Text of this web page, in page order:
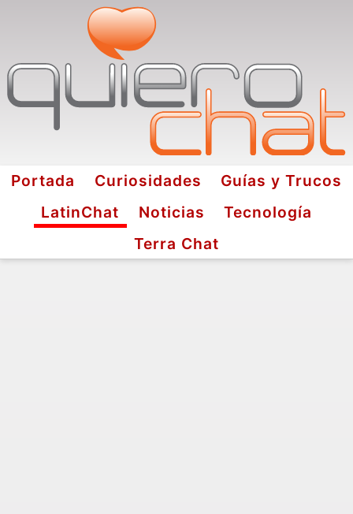
Portada Curiosidades
Guías y Trucos
LatinChat
Noticias
Tecnología
Terra Chat